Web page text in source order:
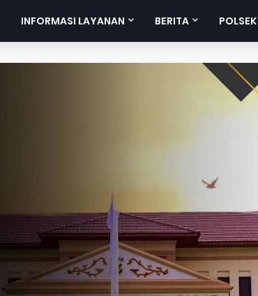
INFORMASI LAYANAN BERITA